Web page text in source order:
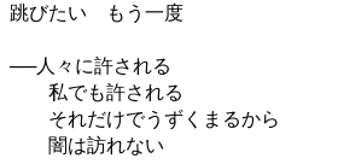
跳びたい もう一度
──人々に許される
私でも許される
それだけでうずくまるから
闇は訪れない